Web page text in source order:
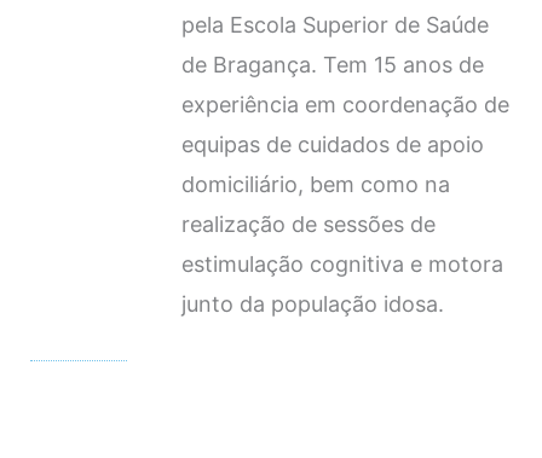
pela Escola Superior de Saúde
de Bragança. Tem 15 anos de
experiência em coordenação de
equipas de cuidados de apoio
domiciliário, bem como na
realização de sessões de
estimulação cognitiva e motora
junto da população idosa.